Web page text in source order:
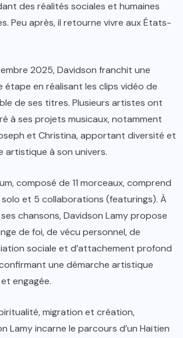
des réalités sociales et humaines
Peu après, il retourne vivre aux États-
2025, Davidson franchit une
étape en réalisant les clips vidéo de
de ses titres. Plusieurs artistes ont
à ses projets musicaux, notamment
et Christina, apportant diversité et
artistique à son univers.
composé de 11 morceaux, comprend
et 5 collaborations (featurings). À
chansons, Davidson Lamy propose
de foi, de vécu personnel, de
sociale et d’attachement profond
une démarche artistique
engagée.
migration et création,
Lamy incarne le parcours d’un Haïtien